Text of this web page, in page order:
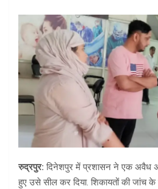
रुद्रपुर:दिनेशपुर में प्रशासन ने एक अवैध
हुए उसे सील कर दिया. शिकायतों की जांच के